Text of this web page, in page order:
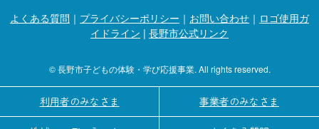
よくある質問 ｜ プライバシーポリシー ｜ お問い合わせ ｜ ロゴ使用ガ
イドライン | 長野市公式リンク
© 長野市子どもの体験・学び応援事業. All rights reserved.
利用者のみなさま 事業者のみなさま